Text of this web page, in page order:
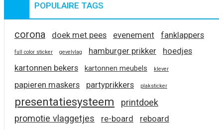
POPULAIRE TAGS
corona doek met pees evenement fanklappers
full color sticker gevelvlag hamburger prikker
hoedjes
kartonnen bekers
kartonnen meubels klever
papieren maskers partyprikkers plaksticker
presentatiesysteem
printdoek
promotie vlaggetjes
re-board reboard